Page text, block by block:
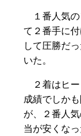
１番人気の
て２番手に
して圧勝だ
いた。
２着はヒー
成績でしか
が、２番人
当が安くな